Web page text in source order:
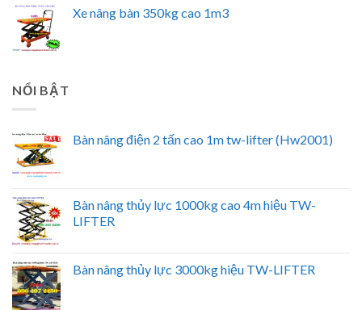
Xe nâng bàn 350kg cao 1m3
NỔI BẬT
Bàn nâng điện 2 tấn cao 1m tw-lifter (Hw2001)
Bàn nâng thủy lực 1000kg cao 4m hiệu TW-
LIFTER
Bàn nâng thủy lực 3000kg hiệu TW-LIFTER